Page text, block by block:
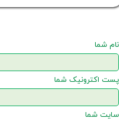
نام شما
پست اکترونیک شما
سایت شما